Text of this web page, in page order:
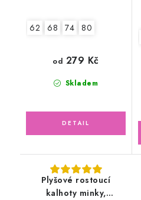
62 68 74 80
Skladem
od 279 Kč
Plyšové rostoucí
kalhoty minky,